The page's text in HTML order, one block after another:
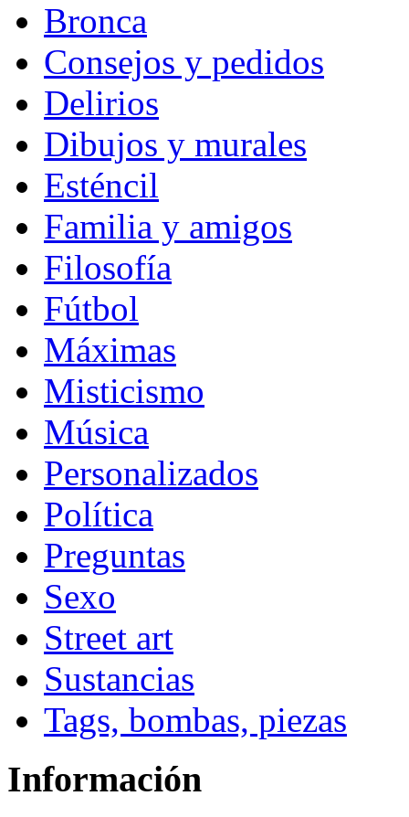
Bronca
Consejos y pedidos
Delirios
Dibujos y murales
Esténcil
Familia y amigos
Filosofía
Fútbol
Máximas
Misticismo
Música
Personalizados
Política
Preguntas
Sexo
Street art
Sustancias
Tags, bombas, piezas
Información